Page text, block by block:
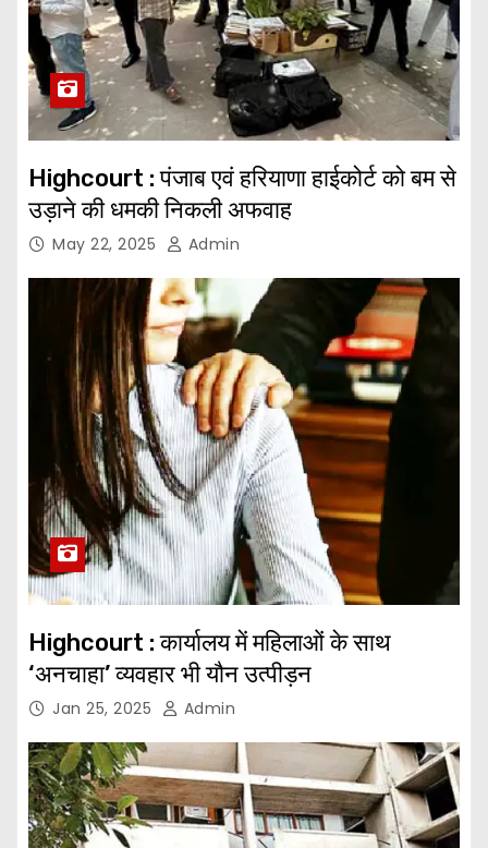
Highcourt : पंजाब एवं हरियाणा हाईकोर्ट को बम से
उड़ाने की धमकी निकली अफवाह
May 22, 2025 Admin
Highcourt : कार्यालय में महिलाओं के साथ
‘अनचाहा’ व्यवहार भी यौन उत्पीड़न
Jan 25, 2025 Admin